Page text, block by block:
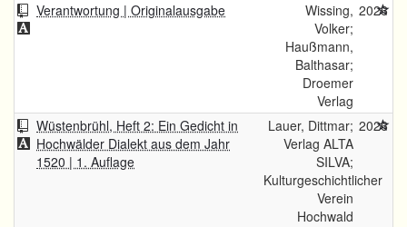
Verantwortung | Originalausgabe
Wissing,
Volker;
Haußmann,
Balthasar;
Droemer
Verlag
2026
Wüstenbrühl, Heft 2: Ein Gedicht in
Hochwälder Dialekt aus dem Jahr
1520 | 1. Auflage
Lauer, Dittmar;
Verlag ALTA
SILVA;
Kulturgeschichtlicher
Verein
Hochwald
2026